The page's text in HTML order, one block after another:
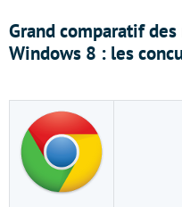
Grand comparatif
Windows 8 : les